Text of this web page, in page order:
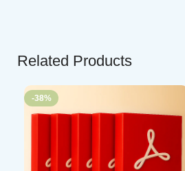
Related Products
-38%